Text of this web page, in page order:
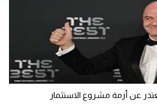
عن أزمة مشروع الاستثمار